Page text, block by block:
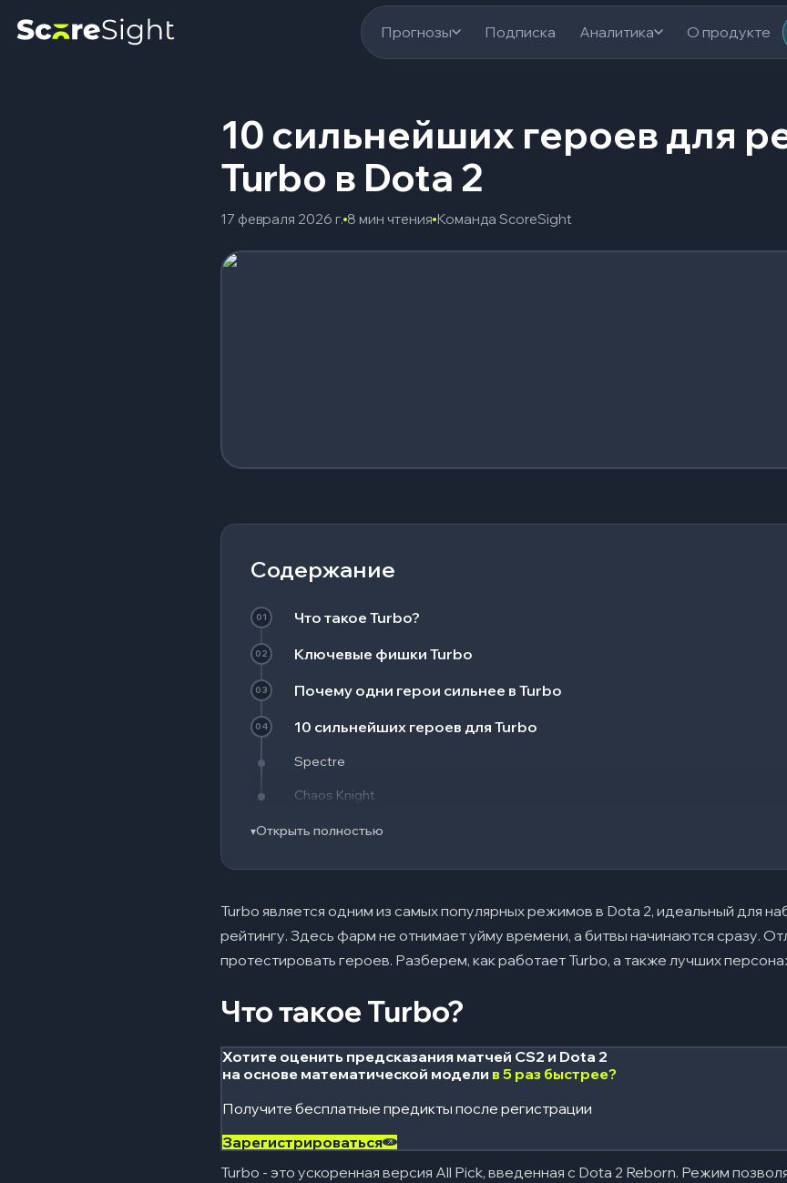
Прогнозы Подписка Аналитика О продукте
10 сильнейших героев для
Turbo в Dota 2
17 февраля 2026 г. 8 мин чтения Команда ScoreSight
Содержание
01 Что такое Turbo?
02 Ключевые фишки Turbo
03 Почему одни герои сильнее в Turbo
04 10 сильнейших героев для Turbo
Spectre
Chaos Knight
Drow Ranger
Lich
Ogre Magi
Phantom Assissan
Типичные ошибки игроков в Turbo
06 Как осознанно выбирать героя под Turbo
07 Заключение
▾Открыть полностью
Turbo является одним из самых популярных режимов в Dota 2, идеальный для
рейтингу. Здесь фарм не отнимает уйму времени, а битвы начинаются сразу.
протестировать героев. Разберем, как работает Turbo, а также лучших
Что такое Turbo?
Хотите оценить предсказания матчей CS2 и Dota 2
на основе математической модели в 5 раз быстрее?
Получите бесплатные предикты после регистрации
Зарегистрироваться
Turbo - это ускоренная версия All Pick, введенная с Dota 2 Reborn. Режим